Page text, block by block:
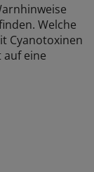
Welche
Cyanotoxinen
auf eine